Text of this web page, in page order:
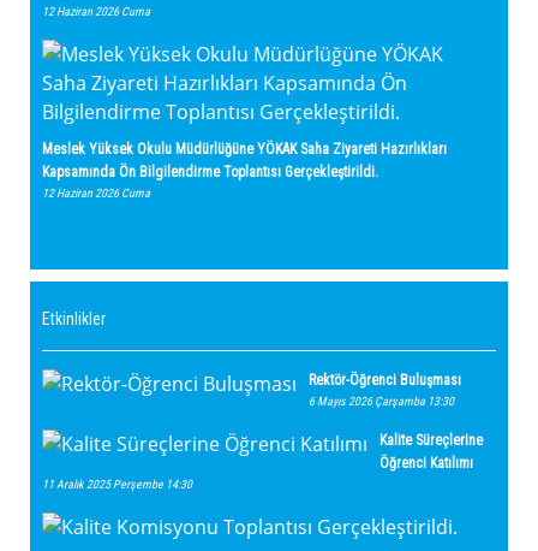
12 Haziran 2026 Cuma
Meslek Yüksek Okulu Müdürlüğüne YÖKAK Saha Ziyareti Hazırlıkları
Kapsamında Ön Bilgilendirme Toplantısı Gerçekleştirildi.
12 Haziran 2026 Cuma
Etkinlikler
Rektör-Öğrenci Buluşması
6 Mayıs 2026 Çarşamba 13:30
Kalite Süreçlerine
Öğrenci Katılımı
11 Aralık 2025 Perşembe 14:30